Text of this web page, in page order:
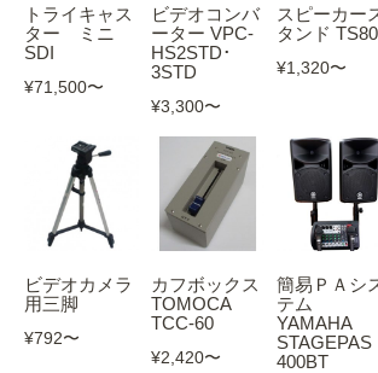
トライキャス
ター ミニ
SDI
¥71,500〜
ビデオコンバ
ーター VPC-
HS2STD･
3STD
¥3,300〜
スピーカー
タンド
¥1,320〜
ビデオカメラ
用三脚
¥792〜
カフボックス
TOMOCA
TCC-60
¥2,420〜
簡易ＰＡシ
テム
YAMAHA
STAGEPAS
400BT